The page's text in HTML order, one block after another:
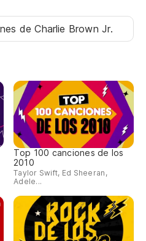
de Charlie Brown Jr.
Top 100 canciones de los
2010
Taylor Swift, Ed Sheeran,
Adele...